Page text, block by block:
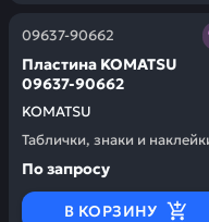
09637-90662
KOMATSU
Пластина KOMATSU
09637-90662
Таблички, знаки и
Заказывая запчасти
По запросу
В КОРЗИНУ